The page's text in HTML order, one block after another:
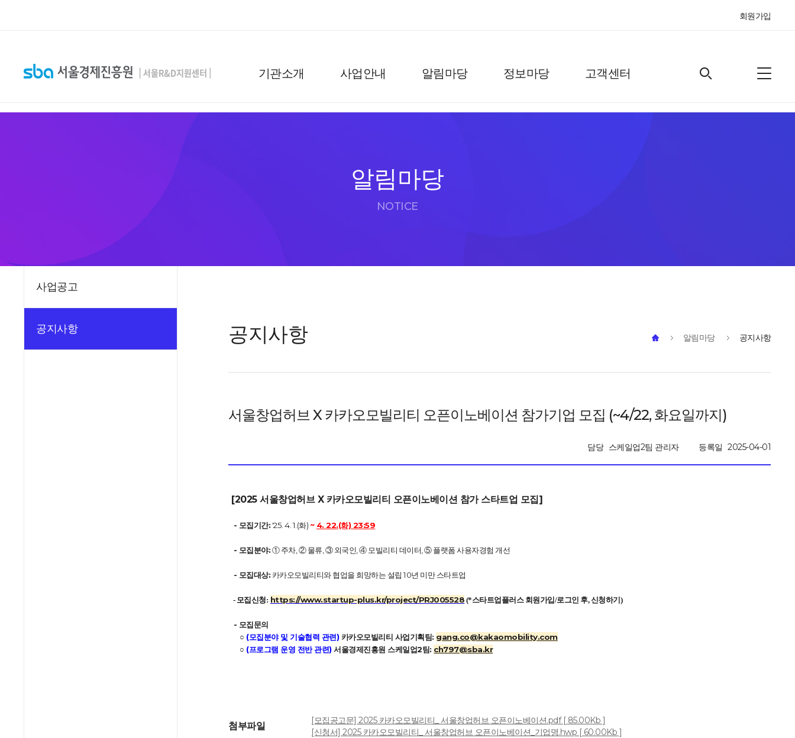
회원가입
기관소개 사업안내 알림마당 정보마당 고객센터
알림마당
NOTICE
사업공고
공지사항 공지사항 알림마당 공지사항
서울창업허브 X 카카오모빌리티 오픈이노베이션 참가기업 모집 (~4/22, 화요일까지)
담당 스케일업2팀 관리자 등록일 2025-04-01
[2025 서울창업허브 X 카카오모빌리티 오픈이노베이션 참가 스타트업 모집]
- 모집기간: '25. 4. 1.(화) ~ 4. 22.(화) 23:59
- 모집분야:① 주차, ② 물류, ③ 외국인, ④ 모빌리티 데이터, ⑤ 플랫폼 사용자경험 개선
- 모집대상: 카카오모빌리티와 협업을 희망하는 설립 10년 미만 스타트업
- 모집신청: https://www.startup-plus.kr/project/PRJ005528 (*스타트업플러스 회원가입/로그인 후, 신청하기)
- 모집문의
○ (모집분야 및 기술협력 관련) 카카오모빌리티 사업기획팀: gang.co@kakaomobility.com
○ (프로그램 운영 전반 관련) 서울경제진흥원 스케일업2팀: ch797@sba.kr
첨부파일
[모집공고문] 2025 카카오모빌리티_ 서울창업허브 오픈이노베이션.pdf [ 85.00Kb ]
[신청서] 2025 카카오모빌리티_ 서울창업허브 오픈이노베이션_기업명.hwp [ 60.00Kb ]